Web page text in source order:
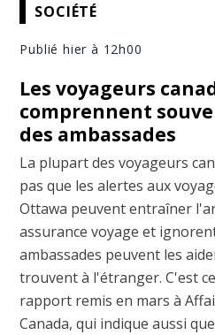
SOCIÉTÉ
Publié hier à 12h00
Les voyageurs
comprennent
des ambassades
La plupart des voyageurs
pas que les alertes aux
Ottawa peuvent entraîner
assurance voyage et
ambassades peuvent les
trouvent à l'étranger. C'est
rapport remis en mars à
Canada, qui indique aussi